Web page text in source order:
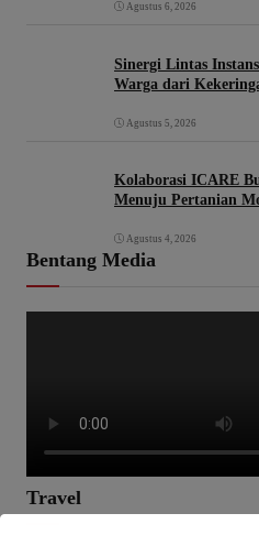
Agustus 6, 2026
Sinergi Lintas
Warga dari
Agustus 5, 2026
Kolaborasi ICARE
Menuju Pertanian
Agustus 4, 2026
Bentang Media
Travel